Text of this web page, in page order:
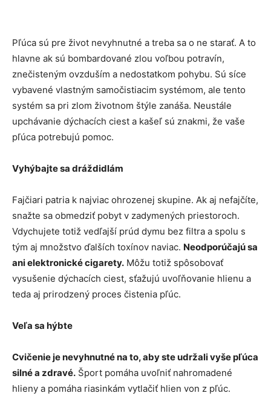
Pľúca sú pre život nevyhnutné a treba sa o ne starať. A to
hlavne ak sú bombardované zlou voľbou potravín,
znečisteným ovzduším a nedostatkom pohybu. Sú síce
vybavené vlastným samočistiacim systémom, ale tento
systém sa pri zlom životnom štýle zanáša. Neustále
upchávanie dýchacích ciest a kašeľ sú znakmi, že vaše
pľúca potrebujú pomoc.
Vyhýbajte sa dráždidlám
Fajčiari patria k najviac ohrozenej skupine. Ak aj nefajčíte,
snažte sa obmedziť pobyt v zadymených priestoroch.
Vdychujete totiž vedľajší prúd dymu bez filtra a spolu s
tým aj množstvo ďalších toxínov naviac. Neodporúčajú sa
ani elektronické cigarety. Môžu totiž spôsobovať
vysušenie dýchacích ciest, sťažujú uvoľňovanie hlienu a
teda aj prirodzený proces čistenia pľúc.
Veľa sa hýbte
Cvičenie je nevyhnutné na to, aby ste udržali vyše pľúca
silné a zdravé. Šport pomáha uvoľniť nahromadené
hlieny a pomáha riasinkám vytlačiť hlien von z pľúc.